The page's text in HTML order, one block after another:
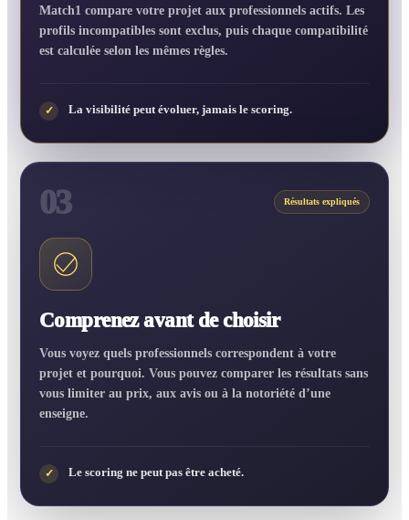
Match1 compare votre projet aux professionnels actifs. Les
profils incompatibles sont exclus, puis chaque compatibilité
est calculée selon les mêmes règles.
✓ La visibilité peut évoluer, jamais le scoring.
03 Résultats expliqués
Comprenez avant de choisir
Vous voyez quels professionnels correspondent à votre
projet et pourquoi. Vous pouvez comparer les résultats sans
vous limiter au prix, aux avis ou à la notoriété d’une
enseigne.
✓ Le scoring ne peut pas être acheté.